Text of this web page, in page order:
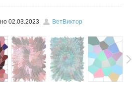
02.03.2023 ВетВиктор